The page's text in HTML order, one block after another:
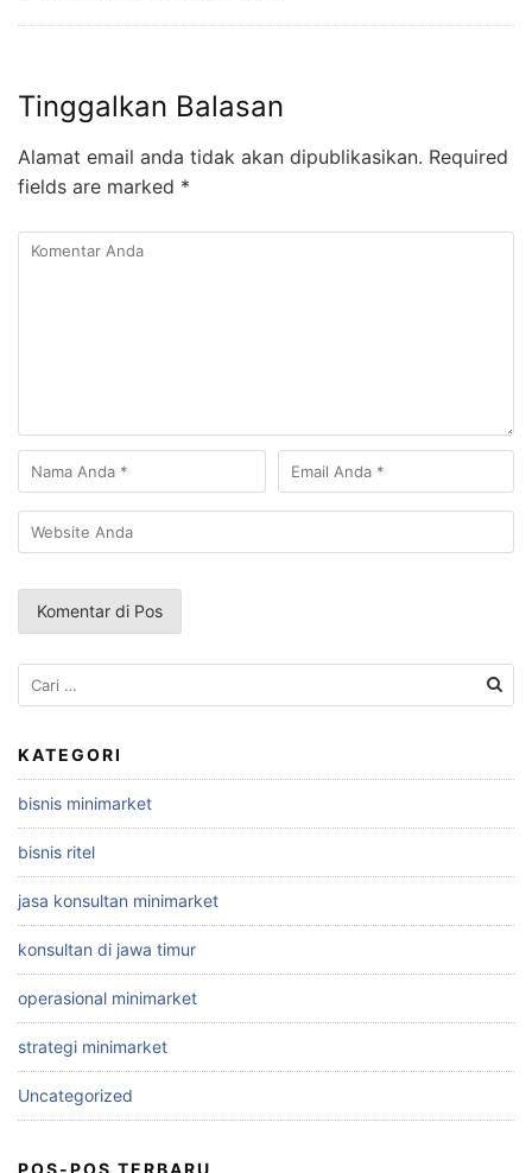
Tinggalkan Balasan
Alamat email anda tidak akan dipublikasikan. Required
fields are marked *
Cari
untuk:
KATEGORI
bisnis minimarket
bisnis ritel
jasa konsultan minimarket
konsultan di jawa timur
operasional minimarket
strategi minimarket
Uncategorized